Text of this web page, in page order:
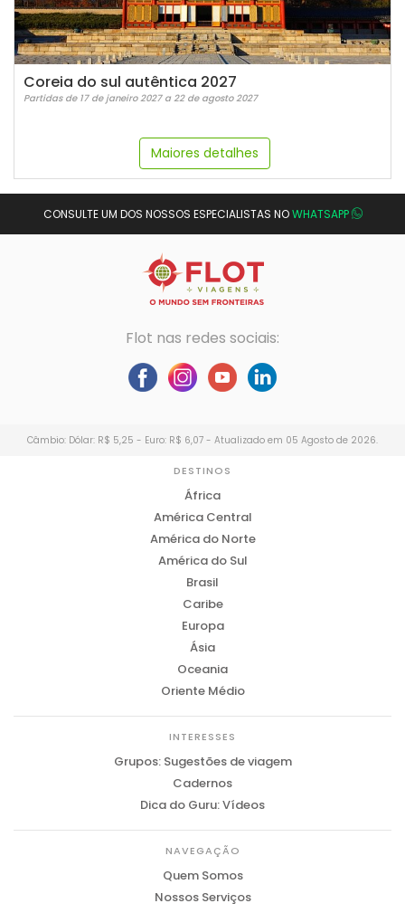
Coreia do sul autêntica 2027
Partidas de 17 de janeiro 2027 a 22 de agosto 2027
Maiores detalhes
CONSULTE UM DOS NOSSOS ESPECIALISTAS NOWHATSAPP
Flot nas redes sociais:
Câmbio: Dólar: R$ 5,25 - Euro: R$ 6,07 - Atualizado em 05 Agosto de 2026.
DESTINOS
África
América Central
América do Norte
América do Sul
Brasil
Caribe
Europa
Ásia
Oceania
Oriente Médio
INTERESSES
Grupos: Sugestões de viagem
Cadernos
Dica do Guru: Vídeos
NAVEGAÇÃO
Quem Somos
Nossos Serviços